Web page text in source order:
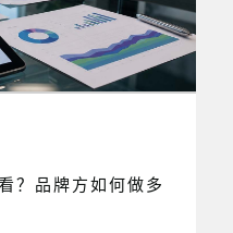
？品牌方如何做多